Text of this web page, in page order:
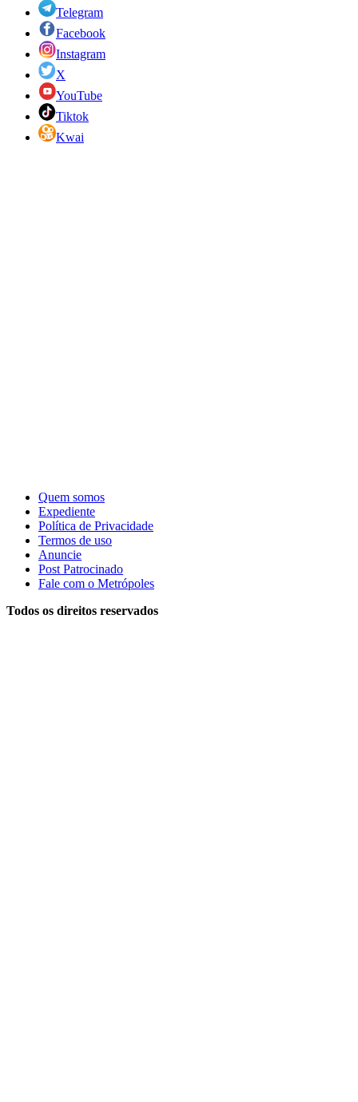
Telegram
Facebook
Instagram
X
YouTube
Tiktok
Kwai
Quem somos
Expediente
Política de Privacidade
Termos de uso
Anuncie
Post Patrocinado
Fale com o Metrópoles
Todos os direitos reservados